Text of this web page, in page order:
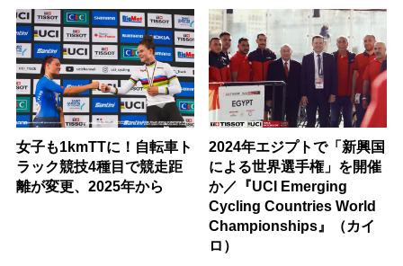
女子も1kmTTに！自転車ト
ラック競技4種目で競走距
離が変更、2025年から
2024年エジプトで「新興国
による世界選手権」を開催
か／『UCI Emerging
Cycling Countries World
Championships』（カイ
ロ）